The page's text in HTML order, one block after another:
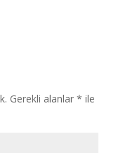
Gerekli alanlar * ile